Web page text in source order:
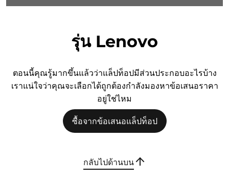
รุ่น Lenovo
ตอนนี้คุณรู้มากขึ้นแล้วว่าแล็ปท็อปมีส่วนประกอบอะไรบ้าง
เราแน่ใจว่าคุณจะเลือกได้ถูกต้องกำลังมองหาข้อเสนอราคา
อยู่ใช่ไหม
ซื้อจากข้อเสนอแล็ปท็อป
กลับไปด้านบน